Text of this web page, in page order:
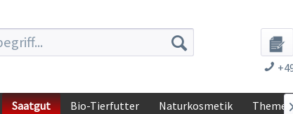
Saatgut Bio-Tierfutter Naturkosmetik